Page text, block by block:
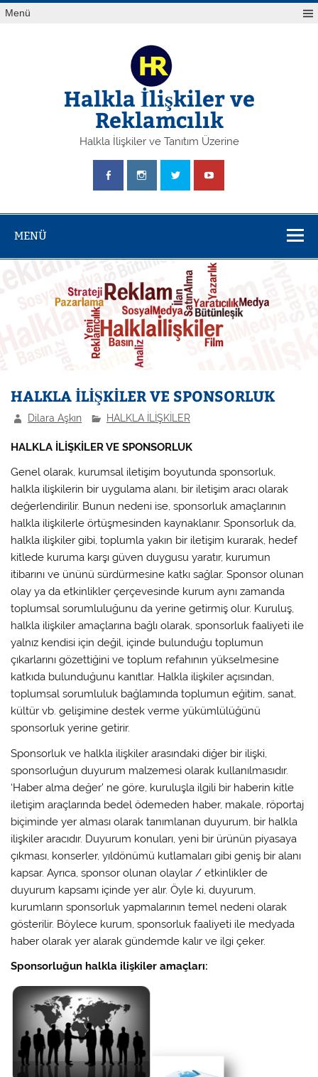
Skip
toMenü
Halkla İlişkiler ve
Reklamcılık
Halkla İlişkiler ve Tanıtım Üzerine
MENÜ
HALKLA İLİŞKİLER VE SPONSORLUK
Dilara Aşkın HALKLA İLİŞKİLER
HALKLA İLİŞKİLER VE SPONSORLUK
Genel olarak, kurumsal iletişim boyutunda sponsorluk,
halkla ilişkilerin bir uygulama alanı, bir iletişim aracı olarak
değerlendirilir. Bunun nedeni ise, sponsorluk amaçlarının
halkla ilişkilerle örtüşmesinden kaynaklanır. Sponsorluk da,
halkla ilişkiler gibi, toplumla yakın bir iletişim kurarak, hedef
kitlede kuruma karşı güven duygusu yaratır, kurumun
itibarını ve ününü sürdürmesine katkı sağlar. Sponsor olunan
olay ya da etkinlikler çerçevesinde kurum aynı zamanda
toplumsal sorumluluğunu da yerine getirmiş olur. Kuruluş,
halkla ilişkiler amaçlarına bağlı olarak, sponsorluk faaliyeti ile
yalnız kendisi için değil, içinde bulunduğu toplumun
çıkarlarını gözettiğini ve toplum refahının yükselmesine
katkıda bulunduğunu kanıtlar. Halkla ilişkiler açısından,
toplumsal sorumluluk bağlamında toplumun eğitim, sanat,
kültür vb. gelişimine destek verme yükümlülüğünü
sponsorluk yerine getirir.
Sponsorluk ve halkla ilişkiler arasındaki diğer bir ilişki,
sponsorluğun duyurum malzemesi olarak kullanılmasıdır.
‘Haber alma değer’ ne göre, kuruluşla ilgili bir haberin kitle
iletişim araçlarında bedel ödemeden haber, makale, röportaj
biçiminde yer alması olarak tanımlanan duyurum, bir halkla
ilişkiler aracıdır. Duyurum konuları, yeni bir ürünün piyasaya
çıkması, konserler, yıldönümü kutlamaları gibi geniş bir alanı
kapsar. Ayrıca, sponsor olunan olaylar / etkinlikler de
duyurum kapsamı içinde yer alır. Öyle ki, duyurum,
kurumların sponsorluk yapmalarının temel nedeni olarak
gösterilir. Böylece kurum, sponsorluk faaliyeti ile medyada
haber olarak yer alarak gündemde kalır ve ilgi çeker.
Sponsorluğun halkla ilişkiler amaçları:
Yazı